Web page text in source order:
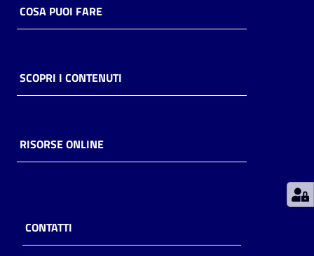
Piani
Decentrate
COSA PUOI FARE
SCOPRI I CONTENUTI
RISORSE ONLINE
CONTATTI